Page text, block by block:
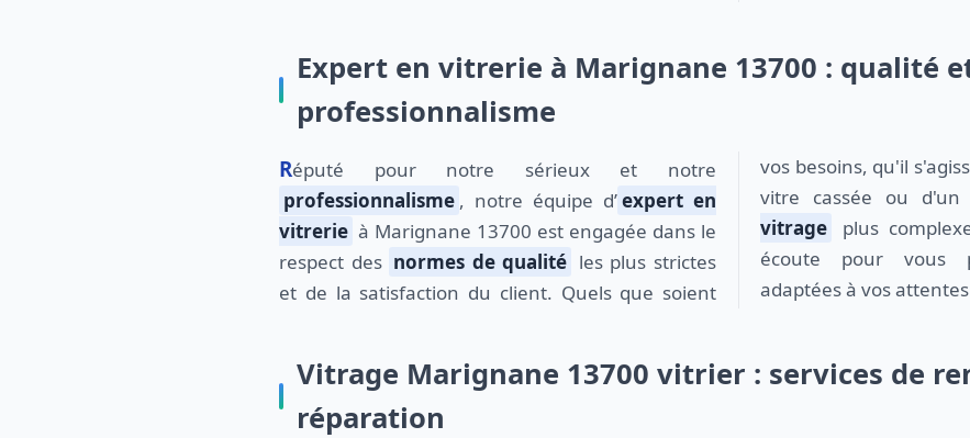
Expert en vitrerie à Marignane 13700 : qualité
professionnalisme
Réputé pour notre sérieux et notre
professionnalisme , notre équipe d’expert en
vitrerie à Marignane 13700 est engagée dans le
respect des normes de qualité les plus strictes
et de la satisfaction du client. Quels que soient
vos besoins, qu'il
vitre cassée ou d'un
vitrage
plus
écoute pour vous
adaptées à vos
Vitrage Marignane 13700 vitrier : services de
réparation